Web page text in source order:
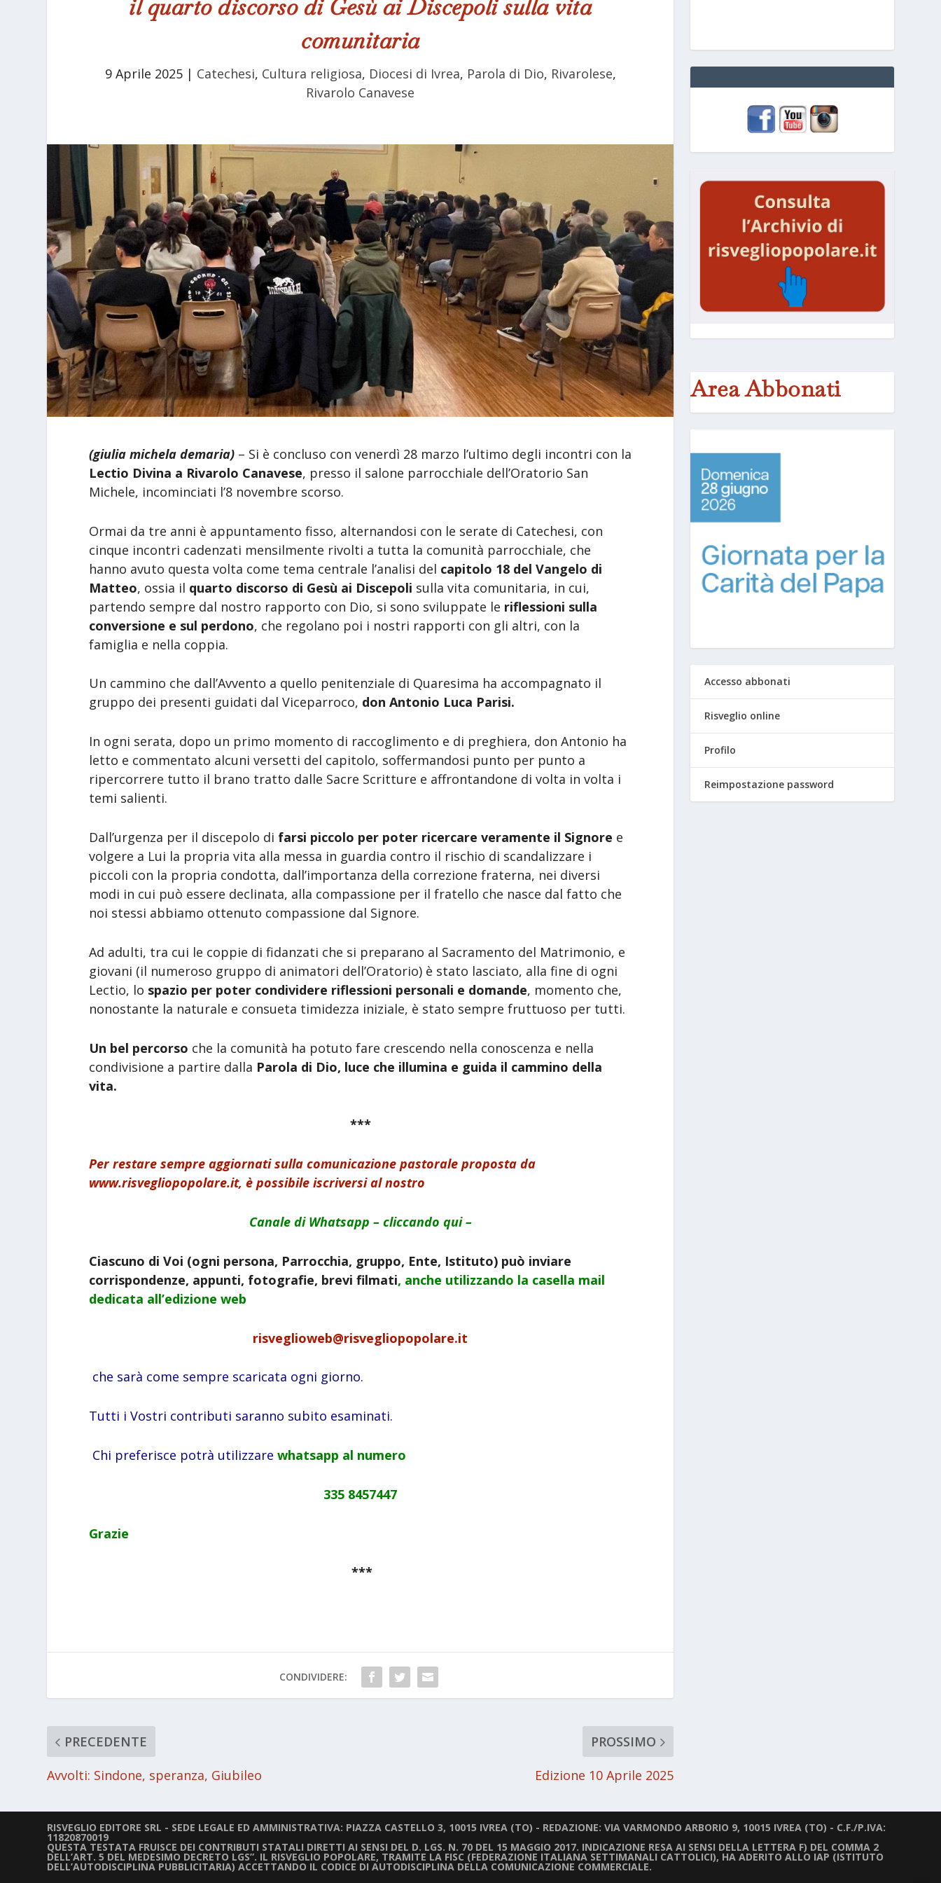
il quarto discorso di Gesù ai Discepoli sulla vita
comunitaria
9 Aprile 2025| Catechesi, Cultura religiosa, Diocesi di Ivrea, Parola di Dio, Rivarolese,
Rivarolo Canavese
(giulia michela demaria) – Si è concluso con venerdì 28 marzo l’ultimo degli incontri con la
Lectio Divina a Rivarolo Canavese, presso il salone parrocchiale dell’Oratorio San
Michele, incominciati l’8 novembre scorso.
Ormai da tre anni è appuntamento fisso, alternandosi con le serate di Catechesi, con
cinque incontri cadenzati mensilmente rivolti a tutta la comunità parrocchiale, che
hanno avuto questa volta come tema centrale l’analisi del capitolo 18 del Vangelo di
Matteo, ossia il quarto discorso di Gesù ai Discepoli sulla vita comunitaria, in cui,
partendo sempre dal nostro rapporto con Dio, si sono sviluppate le riflessioni sulla
conversione e sul perdono, che regolano poi i nostri rapporti con gli altri, con la
famiglia e nella coppia.
Un cammino che dall’Avvento a quello penitenziale di Quaresima ha accompagnato il
gruppo dei presenti guidati dal Viceparroco, don Antonio Luca Parisi.
In ogni serata, dopo un primo momento di raccoglimento e di preghiera, don Antonio ha
letto e commentato alcuni versetti del capitolo, soffermandosi punto per punto a
ripercorrere tutto il brano tratto dalle Sacre Scritture e affrontandone di volta in volta i
temi salienti.
Dall’urgenza per il discepolo di farsi piccolo per poter ricercare veramente il Signore e
volgere a Lui la propria vita alla messa in guardia contro il rischio di scandalizzare i
piccoli con la propria condotta, dall’importanza della correzione fraterna, nei diversi
modi in cui può essere declinata, alla compassione per il fratello che nasce dal fatto che
noi stessi abbiamo ottenuto compassione dal Signore.
Ad adulti, tra cui le coppie di fidanzati che si preparano al Sacramento del Matrimonio, e
giovani (il numeroso gruppo di animatori dell’Oratorio) è stato lasciato, alla fine di ogni
Lectio, lo spazio per poter condividere riflessioni personali e domande, momento che,
nonostante la naturale e consueta timidezza iniziale, è stato sempre fruttuoso per tutti.
Un bel percorso che la comunità ha potuto fare crescendo nella conoscenza e nella
condivisione a partire dalla Parola di Dio, luce che illumina e guida il cammino della
vita.
***
Per restare sempre aggiornati sulla comunicazione pastorale proposta da
www.risvegliopopolare.it, è possibile iscriversi al nostro
Canale di Whatsapp – cliccando qui –
Ciascuno di Voi (ogni persona, Parrocchia, gruppo, Ente, Istituto) può inviare
corrispondenze, appunti, fotografie, brevi filmati, anche utilizzando la casella mail
dedicata all’edizione web
risveglioweb@risvegliopopolare.it
che sarà come sempre scaricata ogni giorno.
Tutti i Vostri contributi saranno subito esaminati.
Chi preferisce potrà utilizzare whatsapp al numero
335 8457447
Grazie
***
CONDIVIDERE:
PRECEDENTE
Avvolti: Sindone, speranza, Giubileo
PROSSIMO
Edizione 10 Aprile 2025
Area Abbonati
Accesso abbonati
Risveglio online
Profilo
Reimpostazione password
RISVEGLIO EDITORE SRL - SEDE LEGALE ED AMMINISTRATIVA: PIAZZA CASTELLO 3, 10015 IVREA (TO) - REDAZIONE: VIA VARMONDO ARBORIO 9, 10015 IVREA (TO) - C.F./P.IVA:
11820870019
QUESTA TESTATA FRUISCE DEI CONTRIBUTI STATALI DIRETTI AI SENSI DEL D. LGS. N. 70 DEL 15 MAGGIO 2017. INDICAZIONE RESA AI SENSI DELLA LETTERA F) DEL COMMA 2
DELL’ART. 5 DEL MEDESIMO DECRETO LGS”. IL RISVEGLIO POPOLARE, TRAMITE LA FISC (FEDERAZIONE ITALIANA SETTIMANALI CATTOLICI), HA ADERITO ALLO IAP (ISTITUTO
DELL’AUTODISCIPLINA PUBBLICITARIA) ACCETTANDO IL CODICE DI AUTODISCIPLINA DELLA COMUNICAZIONE COMMERCIALE.